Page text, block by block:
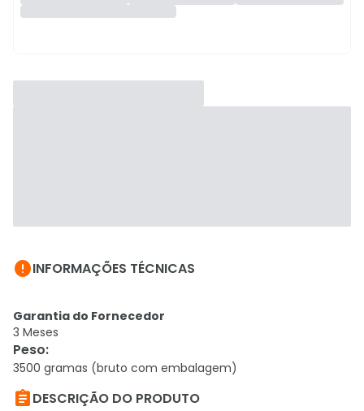
INFORMAÇÕES TÉCNICAS
Garantia do Fornecedor
3 Meses
Peso:
3500 gramas (bruto com embalagem)
DESCRIÇÃO DO PRODUTO